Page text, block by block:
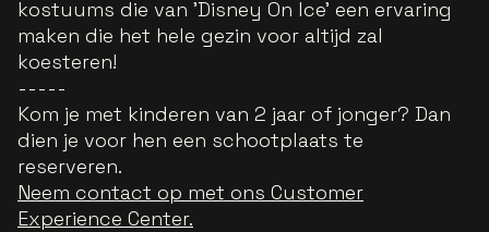
kostuums die van 'Disney On Ice' een ervaring
maken die het hele gezin voor altijd zal
koesteren!
-----
Kom je met kinderen van 2 jaar of jonger? Dan
dien je voor hen een schootplaats te
reserveren.
Neem contact op met ons Customer
Experience Center.